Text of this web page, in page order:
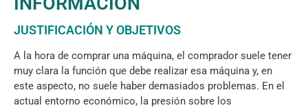
JUSTIFICACIÓN Y OBJETIVOS
A la hora de comprar una máquina, el comprador suele tener
muy clara la función que debe realizar esa máquina y, en
este aspecto, no suele haber demasiados problemas. En el
actual entorno económico, la presión sobre los